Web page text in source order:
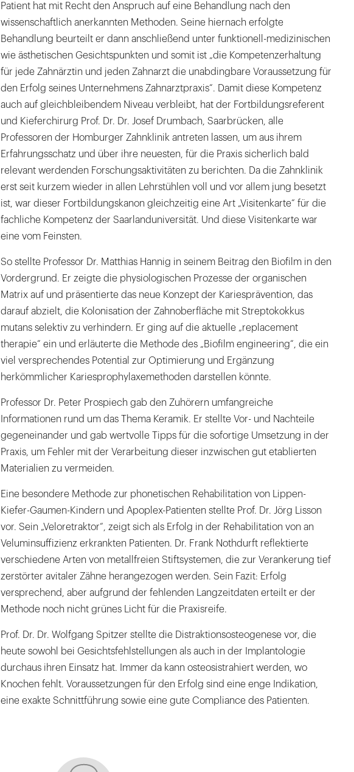
Patient hat mit Recht den Anspruch auf eine Behandlung nach den
wissenschaftlich anerkannten Methoden. Seine hiernach erfolgte
Behandlung beurteilt er dann anschließend unter funktionell-medizinischen
wie ästhetischen Gesichtspunkten und somit ist „die Kompetenzerhaltung
für jede Zahnärztin und jeden Zahnarzt die unabdingbare Voraussetzung für
den Erfolg seines Unternehmens Zahnarztpraxis“. Damit diese Kompetenz
auch auf gleichbleibendem Niveau verbleibt, hat der Fortbildungsreferent
und Kieferchirurg Prof. Dr. Dr. Josef Drumbach, Saarbrücken, alle
Professoren der Homburger Zahnklinik antreten lassen, um aus ihrem
Erfahrungsschatz und über ihre neuesten, für die Praxis sicherlich bald
relevant werdenden Forschungsaktivitäten zu berichten. Da die Zahnklinik
erst seit kurzem wieder in allen Lehrstühlen voll und vor allem jung besetzt
ist, war dieser Fortbildungskanon gleichzeitig eine Art „Visitenkarte“ für die
fachliche Kompetenz der Saarlanduniversität. Und diese Visitenkarte war
eine vom Feinsten.
So stellte Professor Dr. Matthias Hannig in seinem Beitrag den Biofilm in den
Vordergrund. Er zeigte die physiologischen Prozesse der organischen
Matrix auf und präsentierte das neue Konzept der Kariesprävention, das
darauf abzielt, die Kolonisation der Zahnoberfläche mit Streptokokkus
mutans selektiv zu verhindern. Er ging auf die aktuelle „replacement
therapie“ ein und erläuterte die Methode des „Biofilm engineering“, die ein
viel versprechendes Potential zur Optimierung und Ergänzung
herkömmlicher Kariesprophylaxemethoden darstellen könnte.
Professor Dr. Peter Prospiech gab den Zuhörern umfangreiche
Informationen rund um das Thema Keramik. Er stellte Vor- und Nachteile
gegeneinander und gab wertvolle Tipps für die sofortige Umsetzung in der
Praxis, um Fehler mit der Verarbeitung dieser inzwischen gut etablierten
Materialien zu vermeiden.
Eine besondere Methode zur phonetischen Rehabilitation von Lippen-
Kiefer-Gaumen-Kindern und Apoplex-Patienten stellte Prof. Dr. Jörg Lisson
vor. Sein „Veloretraktor“, zeigt sich als Erfolg in der Rehabilitation von an
Veluminsuffizienz erkrankten Patienten. Dr. Frank Nothdurft reflektierte
verschiedene Arten von metallfreien Stiftsystemen, die zur Verankerung tief
zerstörter avitaler Zähne herangezogen werden. Sein Fazit: Erfolg
versprechend, aber aufgrund der fehlenden Langzeitdaten erteilt er der
Methode noch nicht grünes Licht für die Praxisreife.
Prof. Dr. Dr. Wolfgang Spitzer stellte die Distraktionsosteogenese vor, die
heute sowohl bei Gesichtsfehlstellungen als auch in der Implantologie
durchaus ihren Einsatz hat. Immer da kann osteosistrahiert werden, wo
Knochen fehlt. Voraussetzungen für den Erfolg sind eine enge Indikation,
eine exakte Schnittführung sowie eine gute Compliance des Patienten.